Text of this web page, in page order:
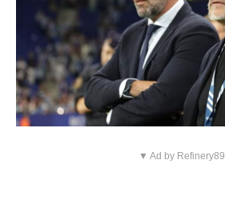
▼ Ad by Refinery89